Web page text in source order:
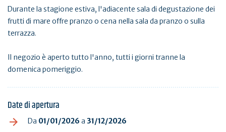
Durante la stagione estiva, l'adiacente sala di degustazione dei
frutti di mare offre pranzo o cena nella sala da pranzo o sulla
terrazza.
Il negozio è aperto tutto l'anno, tutti i giorni tranne la
domenica pomeriggio.
Date di apertura
Da 01/01/2026 a 31/12/2026